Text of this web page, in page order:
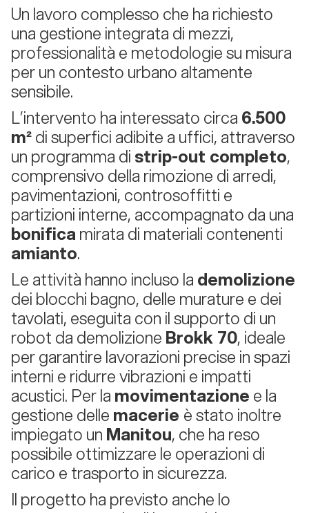
Un lavoro complesso che ha richiesto
una gestione integrata di mezzi,
professionalità e metodologie su misura
per un contesto urbano altamente
sensibile.
L’intervento ha interessato circa 6.500
m²di superfici adibite a uffici, attraverso
un programma di strip-out completo,
comprensivo della rimozione di arredi,
pavimentazioni, controsoffitti e
partizioni interne, accompagnato da una
bonifica mirata di materiali contenenti
amianto.
Le attività hanno incluso la demolizione
dei blocchi bagno, delle murature e dei
tavolati, eseguita con il supporto di un
robot da demolizione Brokk 70, ideale
per garantire lavorazioni precise in spazi
interni e ridurre vibrazioni e impatti
acustici. Per la movimentazione e la
gestione delle macerie è stato inoltre
impiegato un Manitou, che ha reso
possibile ottimizzare le operazioni di
carico e trasporto in sicurezza.
Il progetto ha previsto anche lo